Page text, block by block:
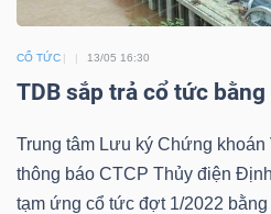
CỔ TỨC 13/05 16:30
TDB sắp trả cổ tức
Trung tâm Lưu ký Chứng
thông báo CTCP Thủy điện
tạm ứng cổ tức đợt 1/2022 bằng
ĐỘNG
SẢN
TÀI